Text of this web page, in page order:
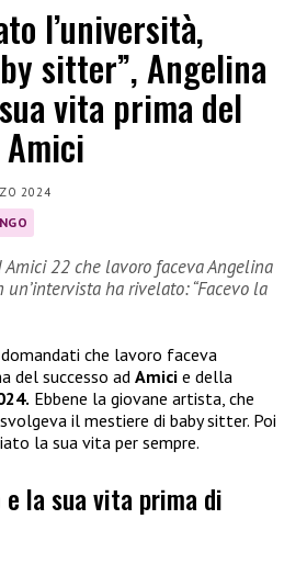
l’università,
sitter”, Angelina
vita prima del
2024
22 che lavoro faceva Angelina
ha rivelato: “Facevo la
che lavoro faceva
del successo ad Amici e della
Ebbene la giovane artista, che
il mestiere di baby sitter. Poi
la sua vita per sempre.
la sua vita prima di